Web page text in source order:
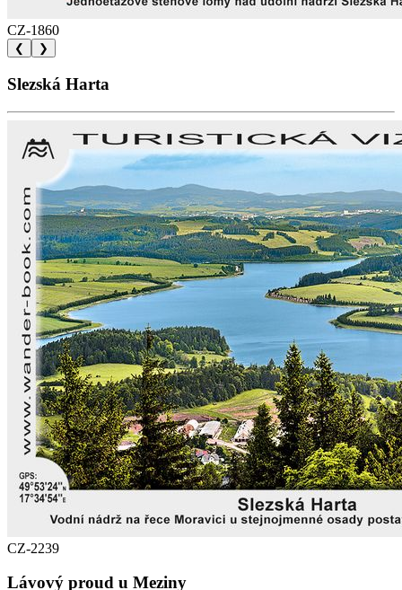
CZ-1860
❮ ❯
Slezská Harta
CZ-2239
Lávový proud u Meziny